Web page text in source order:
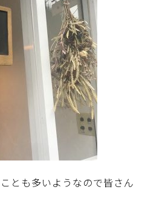
とも多いようなので皆さん